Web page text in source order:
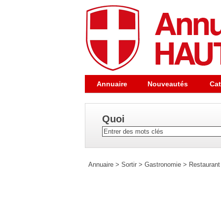
Annuaire Nouveautés
Quoi
Annuaire > Sortir > Gastronomie >